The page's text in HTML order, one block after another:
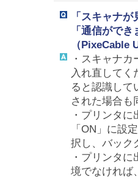
「スキャナ
「通信がで
（PixeCable
・スキャナ
入れ直してく
ると認識して
された場合も
・プリンタ
「ON」に設
択し、バック
・プリンタ
境でなければ